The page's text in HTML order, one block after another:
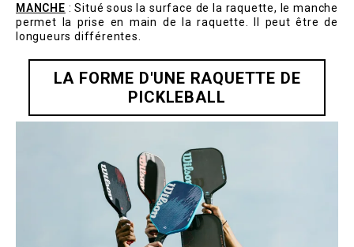
MANCHE : Situé sous la surface de la raquette, le manche
permet la prise en main de la raquette. Il peut être de
longueurs différentes.
LA FORME D'UNE RAQUETTE DE
PICKLEBALL